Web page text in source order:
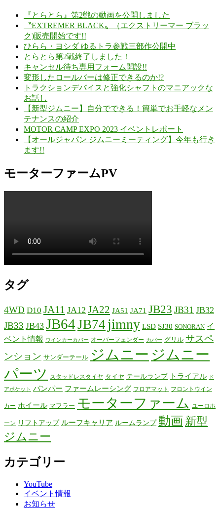
『とらとら』第2戦の動画を公開しました
〝EXTREMER BLACK〟（エクストリーマー ブラッ
ク)販売開始です!!
ひらら・ヨシダ ゆるトラ参戦三部作公開中
とらとら第2戦終了しました！
キャンセル待ち専用フォーム開設!!
変形したロールバーは修正できるのか!?
トラクションデバイスと強化シャフトのマニアックな
お話し
【新型ジムニー】自分でできる！簡単でお手軽なメン
テナンスの紹介
MOTOR CAMP EXPO 2023 イベントレポート
【オールジャパン ジムニーミーティング】今年も行き
ます!!
モーターファームPV
タグ
4WD D10 JA11 JA12 JA22 JA51 JA71 JB23 JB31 JB32
JB33 JB43 JB64JB74 jimny LSD SJ30 SONORAN イ
ベント情報
ウインカーカバー オーバーフェンダー カバー グリル サスペ
ンション サンダーテール ジムニー ジムニー
パーツ
スタッドレスタイヤ タイヤ テールランプ トライアル ド
アポケット バンパー ファームレーシング フロアマット フロントウイン
カー ホイール マフラー モーターファーム ユーロホ
ーン リフトアップ ルーフキャリア ルームランプ 動画 新型
ジムニー
カテゴリー
YouTube
イベント情報
お知らせ